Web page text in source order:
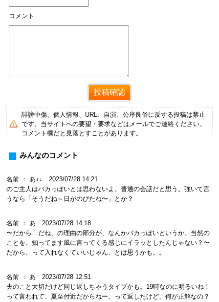
コメント
誹謗中傷、個人情報、URL、自演、公序良俗に反する投稿は禁止
です。当サイトへの要望・要求などはメールでご連絡ください。
コメント欄だと見落とすことがあります。
みんなのコメント
名前 ： あ↓↓ 2023/07/28 14:21
のご主人はバカっぽいとは思わないよ。普通の会話だと思う。強いて言
うなら「そうだね～日がのびたね〜」とか？
名前 ： あ 2023/07/28 14:18
〜だから…だね、の理由の部分が、なんかバカっぽいというか。当然の
ことを、知ってます風に言ってくる感じにイラッとしたんじゃない？〜
だから、って入れなくていいじゃん、とは思うかも。。
名前 ： あ 2023/07/28 12:51
夫のこと大切だけど同じ返しちゃうタイプかも。19時なのに明るいね！
って言われて、夏至付近だからねー。って返したけど、何が正解なの？